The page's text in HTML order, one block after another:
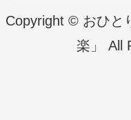
Copyright © おひと
楽」 All